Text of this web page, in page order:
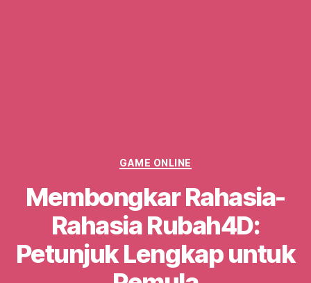
Categories
GAME ONLINE
Membongkar Rahasia-
Rahasia Rubah4D:
Petunjuk Lengkap untuk